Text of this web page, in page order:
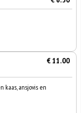
€ 11.00
kaas, ansjovis en